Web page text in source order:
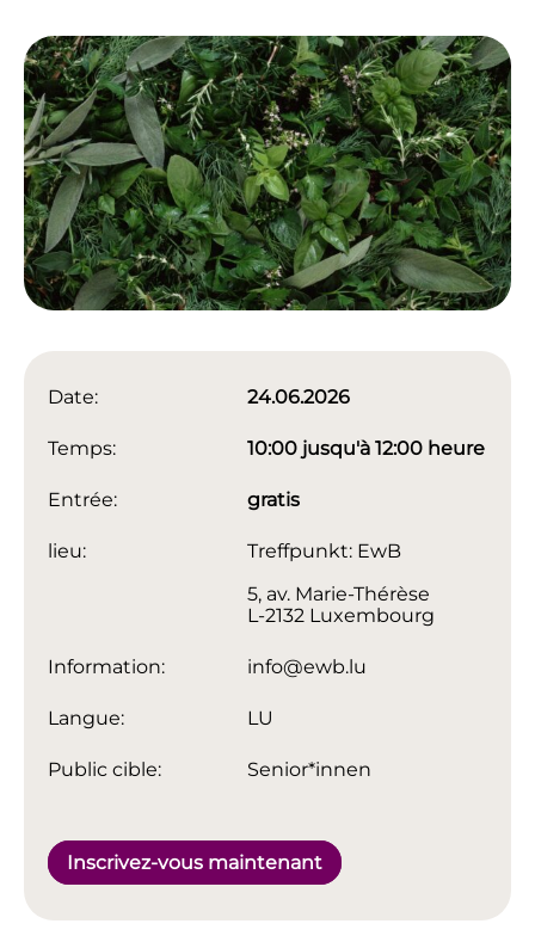
Date: 24.06.2026
Temps: 10:00 jusqu'à 12:00 heure
Entrée: gratis
lieu:
Treffpunkt: EwB
5, av. Marie-Thérèse
L-2132 Luxembourg
Information: info@ewb.lu
Langue: LU
Public cible: Senior*innen
Inscrivez-vous maintenant